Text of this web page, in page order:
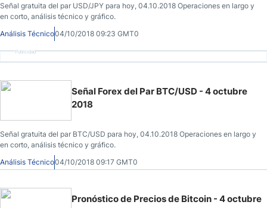
Señal gratuita del par USD/JPY para hoy, 04.10.2018 Operaciones en largo y
en corto, análisis técnico y gráfico.
Análisis Técnico04/10/2018 09:23 GMT0
Publicidad
Señal Forex del Par BTC/USD - 4 octubre
2018
Señal gratuita del par BTC/USD para hoy, 04.10.2018 Operaciones en largo y
en corto, análisis técnico y gráfico.
Análisis Técnico04/10/2018 09:17 GMT0
Pronóstico de Precios de Bitcoin - 4 octubre